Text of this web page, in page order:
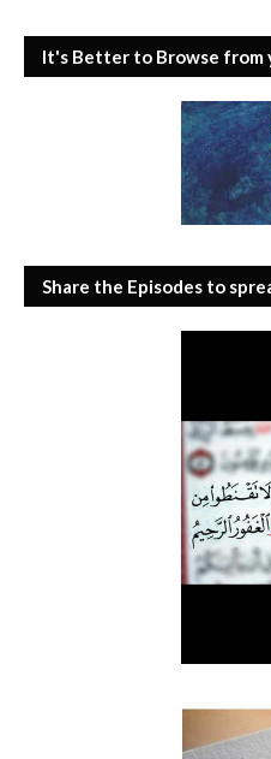
It's Better to Browse from
Share the Episodes to